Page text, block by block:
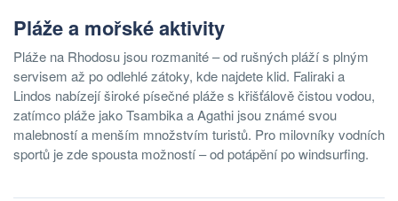
Pláže a mořské aktivity
Pláže na Rhodosu jsou rozmanité – od rušných pláží s plným
servisem až po odlehlé zátoky, kde najdete klid. Faliraki a
Lindos nabízejí široké písečné pláže s křišťálově čistou vodou,
zatímco pláže jako Tsambika a Agathi jsou známé svou
malebností a menším množstvím turistů. Pro milovníky vodních
sportů je zde spousta možností – od potápění po windsurfing.